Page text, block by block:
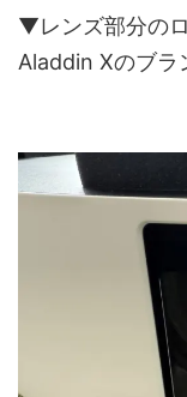
▼レンズ部分の
Aladdin Xのブラ